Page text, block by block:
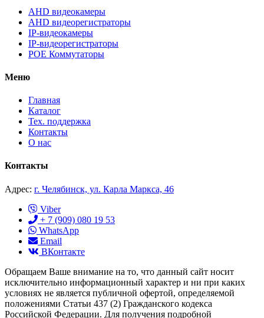
AHD видеокамеры
AHD видеорегистраторы
IP-видеокамеры
IP-видеорегистраторы
POE Коммутаторы
Меню
Главная
Каталог
Тех. поддержка
Контакты
О нас
Контакты
Адрес: г. Челябинск, ул. Карла Маркса, 46
Viber
+ 7 (909) 080 19 53
WhatsApp
Email
ВКонтакте
Обращаем Ваше внимание на то, что данный сайт носит
исключительно информационный характер и ни при каких
условиях не является публичной офертой, определяемой
положениями Статьи 437 (2) Гражданского кодекса
Российской Федерации. Для получения подробной